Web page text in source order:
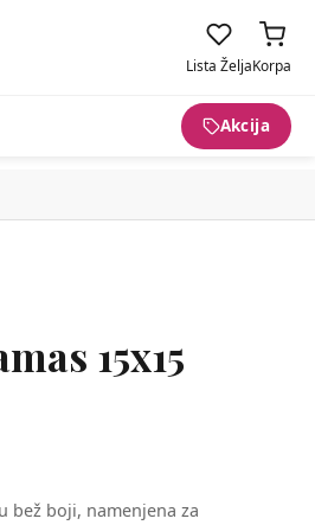
Lista ŽeljaKorpa
Akcija
15x15
bež boji, namenjena za